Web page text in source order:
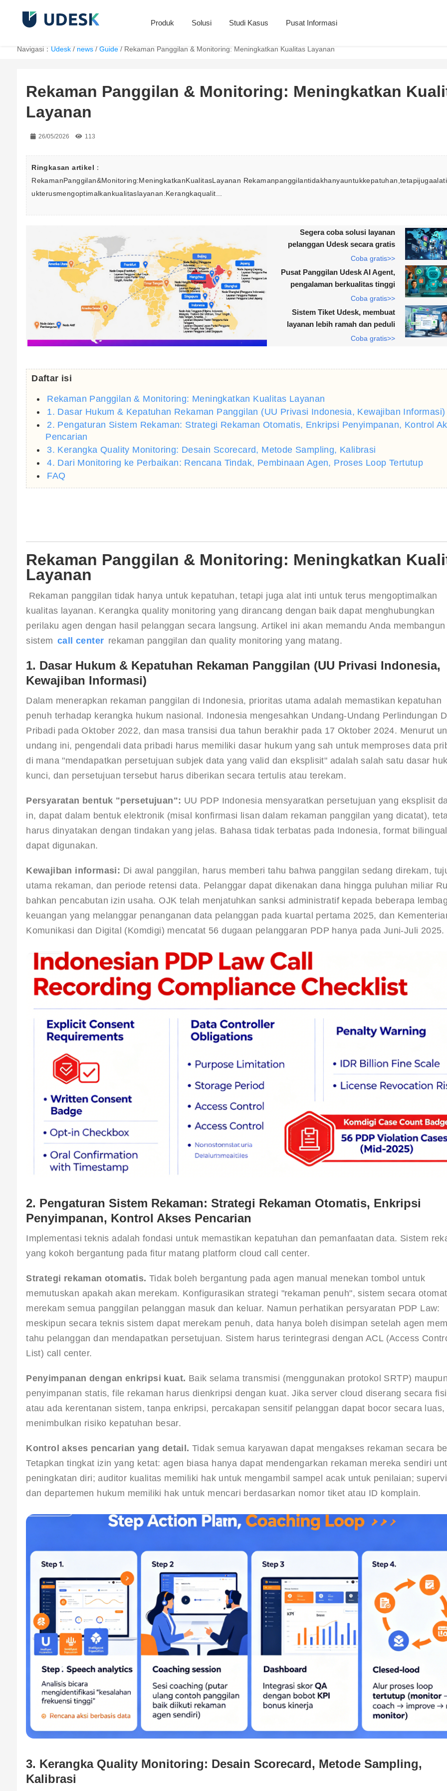
Produk Solusi Studi Kasus Pusat Informasi
Navigasi： Udesk/ news/ Guide/ Rekaman Panggilan & Monitoring: Meningkatkan Kualitas Layanan
Rekaman Panggilan & Monitoring: Meningkatkan
Layanan
26/05/2026 113
Ringkasan artikel ：
RekamanPanggilan&Monitoring:MeningkatkanKualitasLayanan
ukterusmengoptimalkankualitaslayanan.Kerangkaqualit...
Segera coba solusi layanan
pelanggan Udesk secara gratis
Coba gratis>>
Pusat Panggilan Udesk AI Agent,
pengalaman berkualitas tinggi
Coba gratis>>
Sistem Tiket Udesk, membuat
layanan lebih ramah dan peduli
Coba gratis>>
Daftar isi
Rekaman Panggilan & Monitoring: Meningkatkan Kualitas Layanan
1. Dasar Hukum & Kepatuhan Rekaman Panggilan (UU Privasi Indonesia, Kewajiban Informasi)
2. Pengaturan Sistem Rekaman: Strategi Rekaman Otomatis, Enkripsi Penyimpanan, Kontrol
Pencarian
3. Kerangka Quality Monitoring: Desain Scorecard, Metode Sampling, Kalibrasi
4. Dari Monitoring ke Perbaikan: Rencana Tindak, Pembinaan Agen, Proses Loop Tertutup
FAQ
Rekaman Panggilan & Monitoring: Meningkatkan
Layanan
Rekaman panggilan tidak hanya untuk kepatuhan, tetapi juga alat inti untuk terus mengoptimalkan
kualitas layanan. Kerangka quality monitoring yang dirancang dengan baik dapat menghubungkan
perilaku agen dengan hasil pelanggan secara langsung. Artikel ini akan memandu Anda
sistem call center rekaman panggilan dan quality monitoring yang matang.
1. Dasar Hukum & Kepatuhan Rekaman Panggilan (UU Privasi Indonesia,
Kewajiban Informasi)
Dalam menerapkan rekaman panggilan di Indonesia, prioritas utama adalah memastikan kepatuhan
penuh terhadap kerangka hukum nasional. Indonesia mengesahkan Undang-Undang Perlindungan
Pribadi pada Oktober 2022, dan masa transisi dua tahun berakhir pada 17 Oktober 2024. Menurut
undang ini, pengendali data pribadi harus memiliki dasar hukum yang sah untuk memproses data
di mana "mendapatkan persetujuan subjek data yang valid dan eksplisit" adalah salah satu dasar
kunci, dan persetujuan tersebut harus diberikan secara tertulis atau terekam.
Persyaratan bentuk "persetujuan": UU PDP Indonesia mensyaratkan persetujuan yang eksplisit
in, dapat dalam bentuk elektronik (misal konfirmasi lisan dalam rekaman panggilan yang dicatat),
harus dinyatakan dengan tindakan yang jelas. Bahasa tidak terbatas pada Indonesia, format
dapat digunakan.
Kewajiban informasi: Di awal panggilan, harus memberi tahu bahwa panggilan sedang direkam,
utama rekaman, dan periode retensi data. Pelanggar dapat dikenakan dana hingga puluhan miliar
bahkan pencabutan izin usaha. OJK telah menjatuhkan sanksi administratif kepada beberapa
keuangan yang melanggar penanganan data pelanggan pada kuartal pertama 2025, dan
Komunikasi dan Digital (Komdigi) mencatat 56 dugaan pelanggaran PDP hanya pada Juni-Juli 2025.
2. Pengaturan Sistem Rekaman: Strategi Rekaman Otomatis, Enkripsi
Penyimpanan, Kontrol Akses Pencarian
Implementasi teknis adalah fondasi untuk memastikan kepatuhan dan pemanfaatan data. Sistem
yang kokoh bergantung pada fitur matang platform cloud call center.
Strategi rekaman otomatis. Tidak boleh bergantung pada agen manual menekan tombol untuk
memutuskan apakah akan merekam. Konfigurasikan strategi "rekaman penuh", sistem secara
merekam semua panggilan pelanggan masuk dan keluar. Namun perhatikan persyaratan PDP Law:
meskipun secara teknis sistem dapat merekam penuh, data hanya boleh disimpan setelah agen
tahu pelanggan dan mendapatkan persetujuan. Sistem harus terintegrasi dengan ACL (Access
List) call center.
Penyimpanan dengan enkripsi kuat. Baik selama transmisi (menggunakan protokol SRTP)
penyimpanan statis, file rekaman harus dienkripsi dengan kuat. Jika server cloud diserang secara
atau ada kerentanan sistem, tanpa enkripsi, percakapan sensitif pelanggan dapat bocor secara luas,
menimbulkan risiko kepatuhan besar.
Kontrol akses pencarian yang detail. Tidak semua karyawan dapat mengakses rekaman secara
Tetapkan tingkat izin yang ketat: agen biasa hanya dapat mendengarkan rekaman mereka sendiri
peningkatan diri; auditor kualitas memiliki hak untuk mengambil sampel acak untuk penilaian;
dan departemen hukum memiliki hak untuk mencari berdasarkan nomor tiket atau ID komplain.
3. Kerangka Quality Monitoring: Desain Scorecard, Metode Sampling,
Kalibrasi